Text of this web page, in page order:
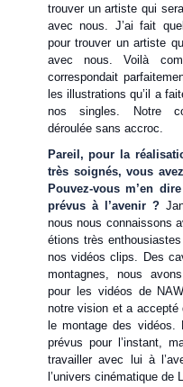
trouver un artiste qui
avec nous. J’ai fait
pour trouver un artiste
avec nous. Voilà
correspondait
les illustrations qu’il a
nos singles. Notre
déroulée sans accroc.
Pareil, pour la
très soignés, vous
Pouvez-vous m’en
prévus à l’avenir ?
nous nous connaissons
étions très
nos vidéos clips. Des
montagnes, nous
pour les vidéos de
notre vision et a
le montage des vidéos.
prévus pour l’instant,
travailler avec lui à
l’univers cinématique de